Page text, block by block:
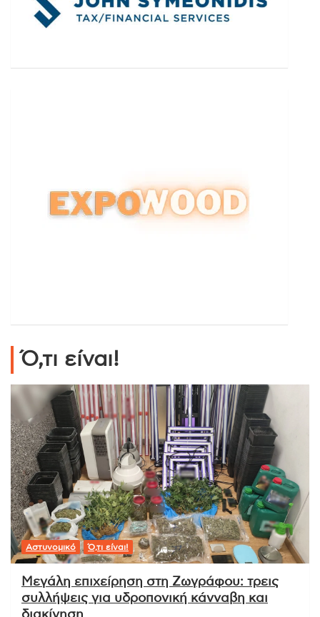
Ό,τι είναι!
Αστυνομικό Ό,τι είναι!
Μεγάλη επιχείρηση στη Ζωγράφου: τρεις
συλλήψεις για υδροπονική κάνναβη και